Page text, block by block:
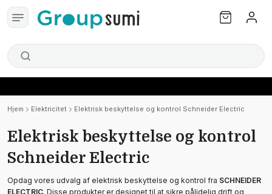
Hjem Elektricitet Elektrisk beskyttelse og kontrol Schneider Electric
Elektrisk beskyttelse og kontrol
Schneider Electric
Opdag vores udvalg af elektrisk beskyttelse og kontrol fra SCHNEIDER
ELECTRIC. Disse produkter er designet til at sikre pålidelig drift og